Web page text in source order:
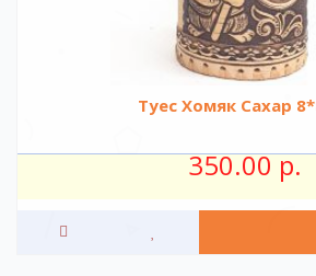
Туес Хомяк Сахар
350.00 р.